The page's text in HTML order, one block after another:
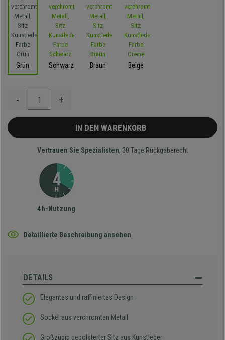
Grün Schwarz Braun Beige
- +
IN DEN WARENKORB
Vertrauen Sie Spezialisten, 30 Tage Rückgaberecht
4h-Nutzung
Detaillierte Beschreibung ansehen
DETAILS
Elegantes und raffiniertes Design
Sockel aus verchromten Metall
Großzügig gepolsterter Sitz aus Kunstleder